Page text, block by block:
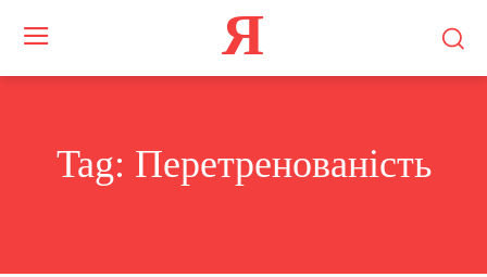
Я
Tag: Перетренованість